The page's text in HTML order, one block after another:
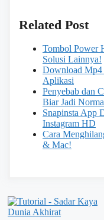
Related Post
Tombol Power
Solusi Lainnya!
Download
Aplikasi
Penyebab dan
Biar Jadi
Snapinsta App
Instagram HD
Cara
& Mac!